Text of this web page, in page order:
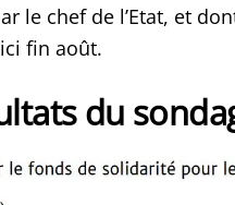
le chef de l’Etat, et
fin août.
du